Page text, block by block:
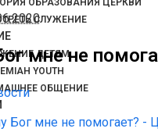
ОБРАЗОВАНИЯ ЦЕРКВИ
СЛУЖЕНИЕ
ДЕТЯМ
YOUTH
ОБЩЕНИЕ
мне не